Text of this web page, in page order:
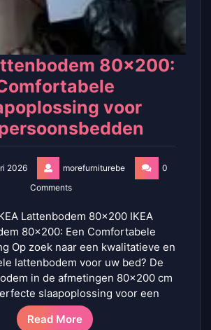
80×200:
voor
2026 morefurniturebe
0
Comments
Lattenbodem 80×200 IKEA
80×200: Een Comfortabele
Op zoek naar een kwalitatieve en
lattenbodem voor uw bed? De
in de afmetingen 80×200 cm
slaapoplossing voor een
Read More